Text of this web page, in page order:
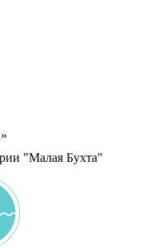
"Малая Бухта"